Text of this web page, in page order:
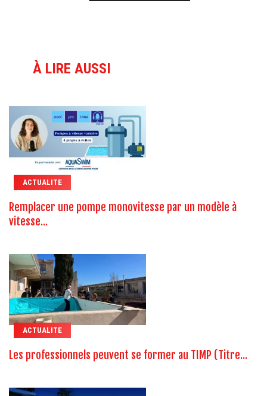
À LIRE AUSSI
ACTUALITE
Remplacer une pompe monovitesse par un modèle à
vitesse...
ACTUALITE
Les professionnels peuvent se former au TIMP (Titre...